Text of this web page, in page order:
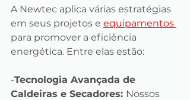
A Newtec aplica várias estratégias
em seus projetos e equipamentos
para promover a eficiência
energética. Entre elas estão:
-Tecnologia Avançada de
Caldeiras e Secadores: Nossos